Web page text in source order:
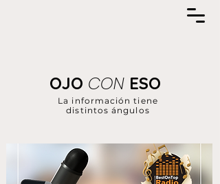
La información tiene
distintos ángulos
OJO CON ESO